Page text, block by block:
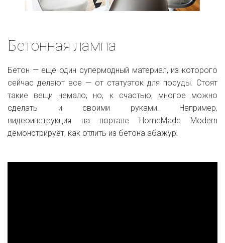
Бетонная лампа
Бетон — еще один супермодный материал, из которого
сейчас делают все — от статуэток для посуды. Стоят
такие вещи немало, но, к счастью, многое можно
сделать и своими руками. Например,
видеоинструкция на портале
HomeMade Modern
демонстрирует, как отлить из бетона абажур.